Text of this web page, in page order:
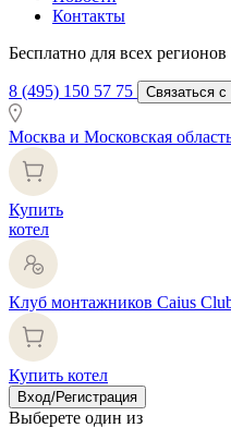
Контакты
Бесплатно для всех
8 (495) 150 57 75 Связаться
Москва и Московская
Купить
котел
Клуб монтажников Caius
Купить котел
Вход/Регистрация
Выберете один из